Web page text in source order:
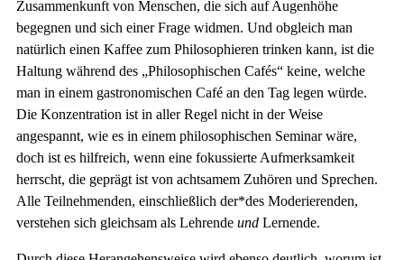
Zusammenkunft von Menschen, die sich auf Augenhöhe
begegnen und sich einer Frage widmen. Und obgleich man
natürlich einen Kaffee zum Philosophieren trinken kann, ist die
Haltung während des „Philosophischen Cafés“ keine, welche
man in einem gastronomischen Café an den Tag legen würde.
Die Konzentration ist in aller Regel nicht in der Weise
angespannt, wie es in einem philosophischen Seminar wäre,
doch ist es hilfreich, wenn eine fokussierte Aufmerksamkeit
herrscht, die geprägt ist von achtsamem Zuhören und Sprechen.
Alle Teilnehmenden, einschließlich der*des Moderierenden,
verstehen sich gleichsam als Lehrende und Lernende.